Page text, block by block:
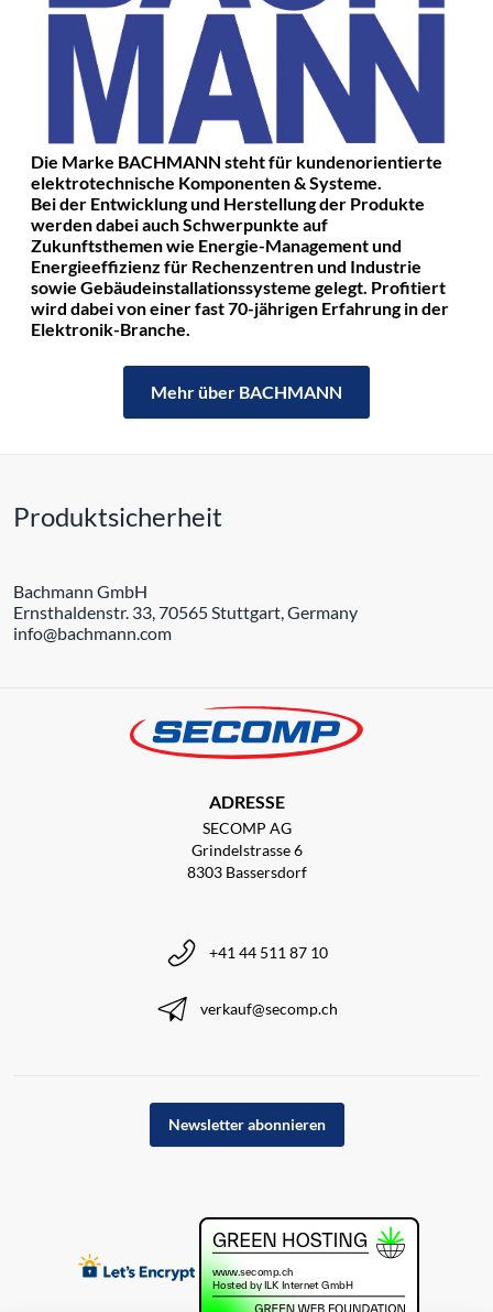
Die Marke BACHMANN steht für kundenorientierte
elektrotechnische Komponenten & Systeme.
Bei der Entwicklung und Herstellung der Produkte
werden dabei auch Schwerpunkte auf
Zukunftsthemen wie Energie-Management und
Energieeffizienz für Rechenzentren und Industrie
sowie Gebäudeinstallationssysteme gelegt. Profitiert
wird dabei von einer fast 70-jährigen Erfahrung in der
Elektronik-Branche.
Mehr über BACHMANN
Produktsicherheit
Bachmann GmbH
Ernsthaldenstr. 33, 70565 Stuttgart, Germany
info@bachmann.com
ADRESSE
SECOMP AG
Grindelstrasse 6
8303 Bassersdorf
+41 44 511 87 10
verkauf@secomp.ch
Newsletter abonnieren